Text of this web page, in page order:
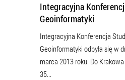
Integracyjna
Geoinformatyki
Integracyjna Konferencja
Geoinformatyki odbyła się w
marca 2013 roku. Do
35...